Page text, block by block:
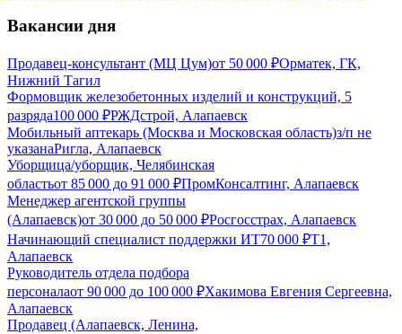
Вакансии дня
Продавец-консультант (МЦ Цум)от 50 000 ₽Орматек, ГК,
Нижний Тагил
Формовщик железобетонных изделий и конструкций, 5
разряда100 000 ₽РЖДстрой, Алапаевск
Мобильный аптекарь (Москва и Московская область)з/п не
указанаРигла, Алапаевск
Уборщица/уборщик, Челябинская
областьот 85 000 до 91 000 ₽ПромКонсалтинг, Алапаевск
Менеджер агентской группы
(Алапаевск)от 30 000 до 50 000 ₽Росгосстрах, Алапаевск
Начинающий специалист поддержки ИТ70 000 ₽Т1,
Алапаевск
Руководитель отдела подбора
персоналаот 90 000 до 100 000 ₽Хакимова Евгения Сергеевна,
Алапаевск
Продавец (Алапаевск, Ленина,